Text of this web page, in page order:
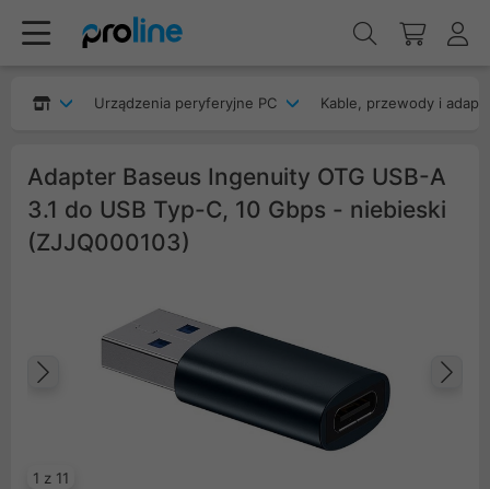
Urządzenia peryferyjne PC Kable, przewody i
Adapter Baseus Ingenuity OTG USB-A
3.1 do USB Typ-C, 10 Gbps - niebieski
(ZJJQ000103)
1 z 11
Poprzedni